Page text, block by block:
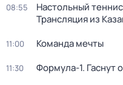
08:55
Настольный
Трансляция из
11:00 Команда мечты
11:30 Формула-1. Гаснут